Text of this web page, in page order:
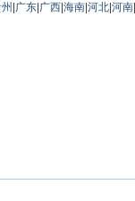
广东 广西 海南 河北 河南